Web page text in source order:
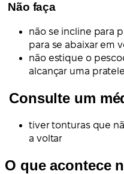
Não faça
não se incline para
para se abaixar em
não estique o
alcançar uma
Consulte um
tiver tonturas que
a voltar
O que acontece